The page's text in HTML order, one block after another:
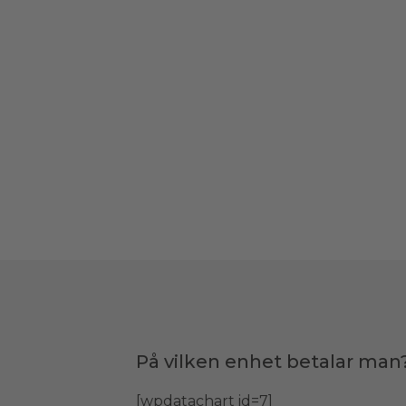
På vilken enhet betalar
[wpdatachart id=7]